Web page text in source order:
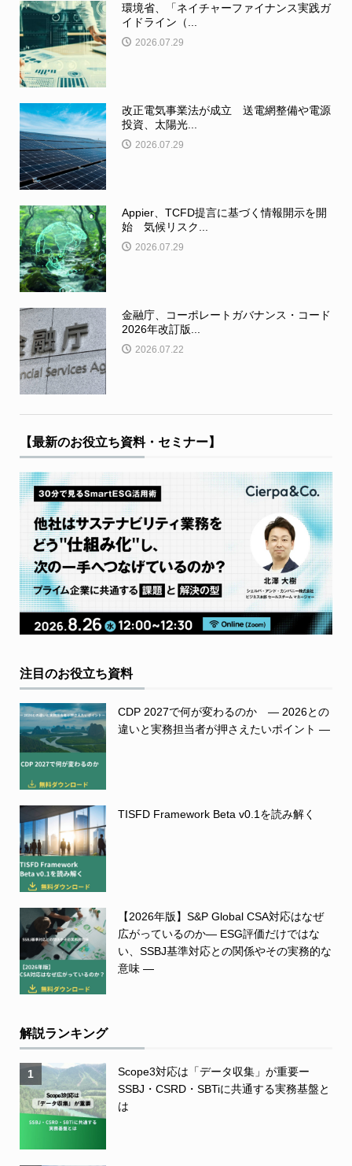
環境省、「ネイチャーファイナンス実践ガ
イドライン（...
2026.07.29
改正電気事業法が成立 送電網整備や電源
投資、太陽光...
2026.07.29
Appier、TCFD提言に基づく情報開示を開
始 気候リスク...
2026.07.29
金融庁、コーポレートガバナンス・コード
2026年改訂版...
2026.07.22
【最新のお役立ち資料・セミナー】
注目のお役立ち資料
CDP 2027で何が変わるのか ― 2026との
違いと実務担当者が押さえたいポイント ―
TISFD Framework Beta v0.1を読み解く
【2026年版】S&P Global CSA対応はなぜ
広がっているのか― ESG評価だけではな
い、SSBJ基準対応との関係やその実務的な
意味 ―
解説ランキング
1
Scope3対応は「データ収集」が重要ー
SSBJ・CSRD・SBTiに共通する実務基盤と
は